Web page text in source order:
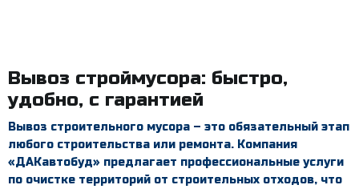
Вывоз строймусора: быстро,
удобно, с гарантией
Вывоз строительного мусора – это обязательный этап
любого строительства или ремонта. Компания
«ДАКавтобуд» предлагает профессиональные услуги
по очистке территорий от строительных отходов, что